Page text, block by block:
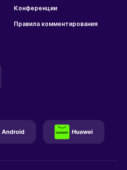
Конференции
Правила комментирования